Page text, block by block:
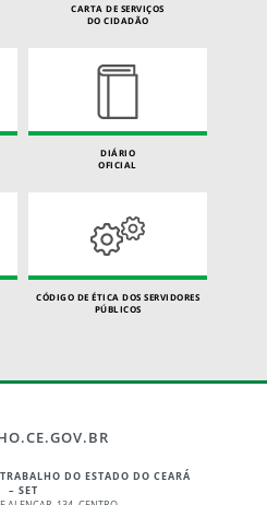
CARTA DE SERVIÇOS
DO CIDADÃO
DIÁRIO
OFICIAL
CÓDIGO DE ÉTICA DOS SERVIDORES
PÚBLICOS
DO ESTADO DO CEARÁ
– SET